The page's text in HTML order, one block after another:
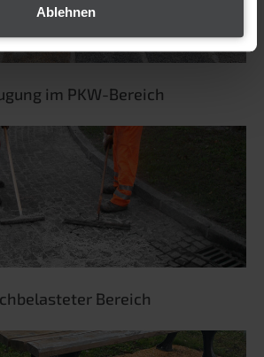
Ablehnen
im PKW-Bereich
Bereich